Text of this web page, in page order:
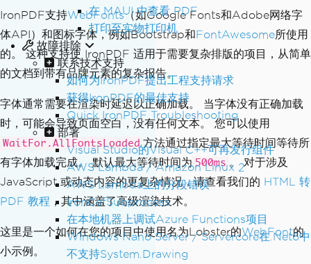
在 MAUI 中查看 PDF
打印至实物打印机
故障排除
联系技术支持
如何为IronPDF提出工程支持请求
获得IronPDF的最佳支持
Quick IronPDF Troubleshooting
部署
Visual Studio的Visual C++可再发行组件
AWS Lambda / Amazon Linux 2
AWS Lambda上的分段错误
IronCefSubprocess
在本地机器上调试Azure Functions项目
Windows Nano Server / Servercore在.Net6中
不支持System.Drawing
IronPDF支持WebFonts（如Google Fonts和Adobe网络字
体API）和图标字体，例如Bootstrap和FontAwesome所使用
的。 这种支持使 IronPDF 适用于需要复杂排版的项目，从简单
的文档到带有品牌元素的复杂报告。
字体通常需要在渲染时延迟以正确加载。 当字体没有正确加载
时，可能会导致页面空白，没有任何文本。 您可以使用
WaitFor.AllFontsLoaded 方法通过指定最大等待时间等待所
有字体加载完成。 默认最大等待时间为 500ms 。 对于涉及
JavaScript 或动态内容的更复杂情况，请查看我们的 HTML 转
PDF 教程 ，其中涵盖了高级渲染技术。
这里是一个如何在您的项目中使用名为Lobster的WebFont的
小示例。